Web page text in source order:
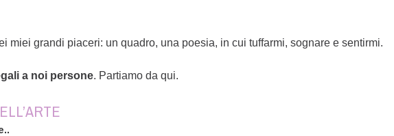
miei grandi piaceri: un quadro, una poesia, in cui tuffarmi, sognare e sentirmi.
a noi persone. Partiamo da qui.